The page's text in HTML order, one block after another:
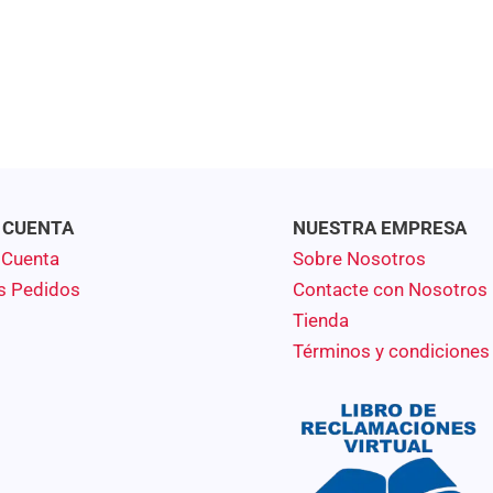
Pedidos
NUESTRA EMPRESA
Sobre Nosotros
Contacte con Nosotros
Tienda
Términos y condiciones